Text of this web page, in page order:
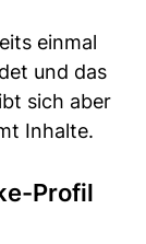
einmal
und das
sich aber
Inhalte.
Profil